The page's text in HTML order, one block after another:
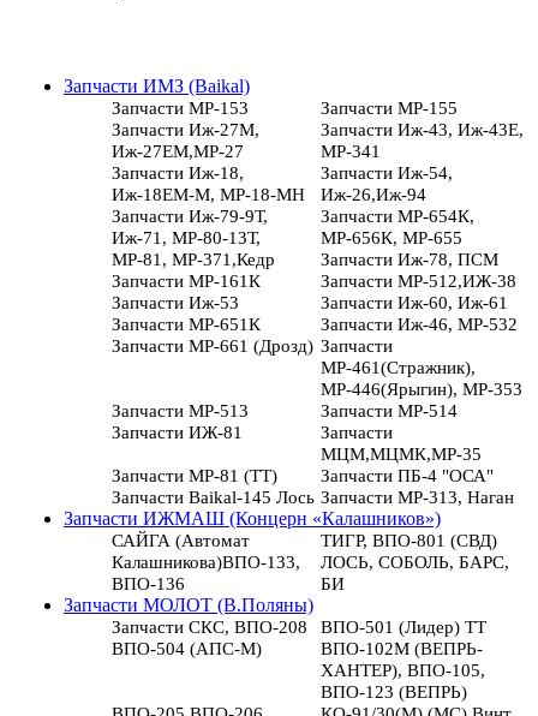
Запчасти ИМЗ (Baikal)
Запчасти МР-153
Запчасти МР-155
Запчасти Иж-27М,
Иж-27ЕМ,МР-27
Запчасти Иж-43, Иж-43Е,
МР-341
Запчасти Иж-18,
Иж-18ЕМ-М, МР-18-МН
Запчасти Иж-54,
Иж-26,Иж-94
Запчасти Иж-79-9Т,
Иж-71, МР-80-13Т,
МР-81, МР-371,Кедр
Запчасти МР-654К,
МР-656К, МР-655
Запчасти Иж-78, ПСМ
Запчасти МР-161К
Запчасти МР-512,ИЖ-38
Запчасти Иж-53
Запчасти Иж-60, Иж-61
Запчасти МР-651К
Запчасти Иж-46, МР-532
Запчасти МР-661 (Дрозд) Запчасти
МР-461(Стражник),
МР-446(Ярыгин), МР-353
Запчасти МР-513
Запчасти МР-514
Запчасти ИЖ-81
Запчасти
МЦМ,МЦМК,МР-35
Запчасти МР-81 (ТТ)
Запчасти ПБ-4 "ОСА"
Запчасти Baikal-145 Лось Запчасти МР-313, Наган
Запчасти ИЖМАШ (Концерн «Калашников»)
САЙГА (Автомат
Калашникова)ВПО-133,
ВПО-136
ТИГР, ВПО-801 (СВД)
ЛОСЬ, СОБОЛЬ, БАРС,
БИ
Запчасти МОЛОТ (В.Поляны)
Запчасти СКС, ВПО-208
ВПО-501 (Лидер) ТТ
ВПО-504 (АПС-М)
ВПО-102М (ВЕПРЬ-
ХАНТЕР), ВПО-105,
ВПО-123 (ВЕПРЬ)